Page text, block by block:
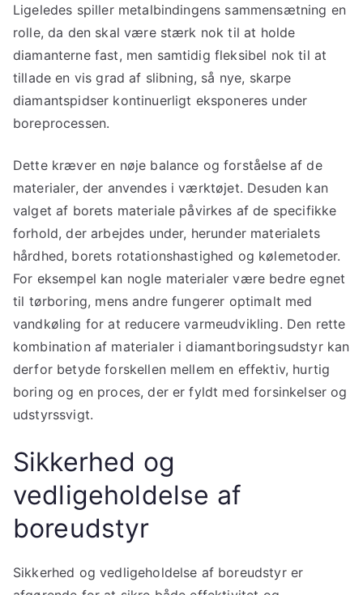
Ligeledes spiller metalbindingens sammensætning en
rolle, da den skal være stærk nok til at holde
diamanterne fast, men samtidig fleksibel nok til at
tillade en vis grad af slibning, så nye, skarpe
diamantspidser kontinuerligt eksponeres under
boreprocessen.
Dette kræver en nøje balance og forståelse af de
materialer, der anvendes i værktøjet. Desuden kan
valget af borets materiale påvirkes af de specifikke
forhold, der arbejdes under, herunder materialets
hårdhed, borets rotationshastighed og kølemetoder.
For eksempel kan nogle materialer være bedre egnet
til tørboring, mens andre fungerer optimalt med
vandkøling for at reducere varmeudvikling. Den rette
kombination af materialer i diamantboringsudstyr kan
derfor betyde forskellen mellem en effektiv, hurtig
boring og en proces, der er fyldt med forsinkelser og
udstyrssvigt.
Sikkerhed og
vedligeholdelse af
boreudstyr
Sikkerhed og vedligeholdelse af boreudstyr er